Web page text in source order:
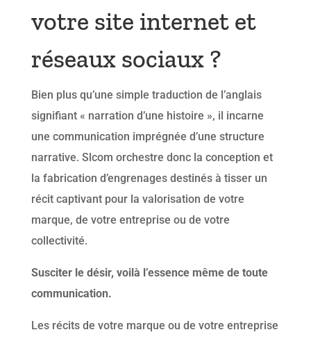
votre site internet et
réseaux sociaux ?
Bien plus qu’une simple traduction de l’anglais
signifiant « narration d’une histoire », il incarne
une communication imprégnée d’une structure
narrative. Slcom orchestre donc la conception et
la fabrication d’engrenages destinés à tisser un
récit captivant pour la valorisation de votre
marque, de votre entreprise ou de votre
collectivité.
Susciter le désir, voilà l’essence même de toute
communication.
Les récits de votre marque ou de votre entreprise